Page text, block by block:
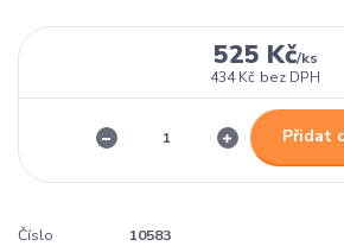
525 Kč/ks
434 Kč bez DPH
Přidat
Číslo
10583